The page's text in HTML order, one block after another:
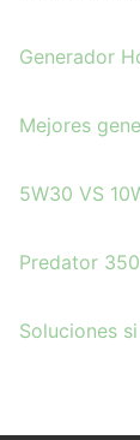
Generador
Mejores
5W30 VS
Predator
Soluciones